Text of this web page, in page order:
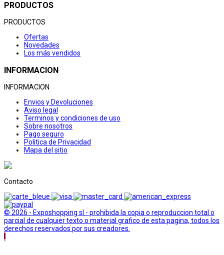
PRODUCTOS
PRODUCTOS
Ofertas
Novedades
Los más vendidos
INFORMACION
INFORMACION
Envios y Devoluciones
Aviso legal
Terminos y condiciones de uso
Sobre nosotros
Pago seguro
Politica de Privacidad
Mapa del sitio
Contacto
© 2026 - Exposhopping sl - prohibida la copia o reproduccion total o
parcial de cualquier texto o material grafico de esta pagina, todos los
derechos reservados por sus creadores.